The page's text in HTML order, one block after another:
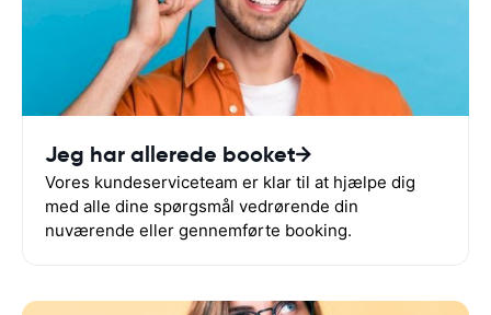
Jeg har allerede booket
Vores kundeserviceteam er klar til at hjælpe dig
med alle dine spørgsmål vedrørende din
nuværende eller gennemførte booking.